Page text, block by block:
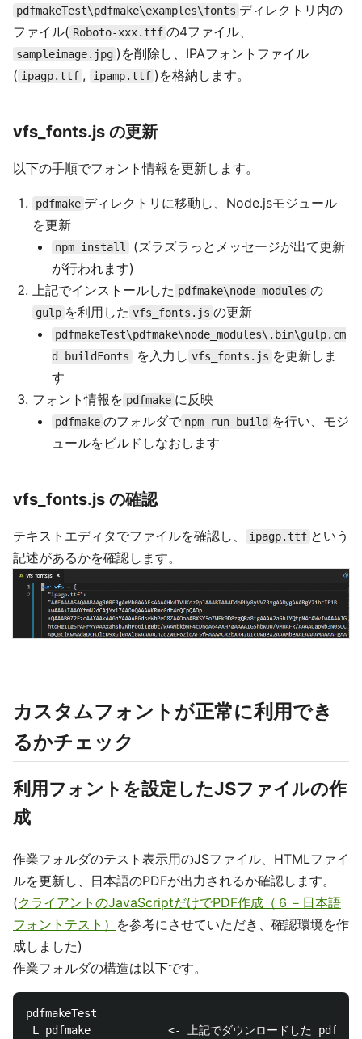
pdfmakeTest\pdfmake\examples\fonts ディレクトリ内の
ファイル( Roboto-xxx.ttf の4ファイル、
sampleimage.jpg )を削除し、IPAフォントファイル
( ipagp.ttf , ipamp.ttf )を格納します。
vfs_fonts.js の更新
以下の手順でフォント情報を更新します。
pdfmake ディレクトリに移動し、Node.jsモジュール
を更新
npm install
(ズラズラっとメッセージが出て更新
が行われます)
上記でインストールした pdfmake\node_modules の
gulp を利用した vfs_fonts.js の更新
pdfmakeTest\pdfmake\node_modules\.bin\gulp.cm
d buildFonts
を入力し vfs_fonts.js を更新しま
す
フォント情報を pdfmake に反映
pdfmake のフォルダで npm run build を行い、モジ
ュールをビルドしなおします
vfs_fonts.js の確認
テキストエディタでファイルを確認し、 ipagp.ttf という
記述があるかを確認します。
カスタムフォントが正常に利用でき
るかチェック
利用フォントを設定したJSファイルの作
成
作業フォルダのテスト表示用のJSファイル、HTMLファイ
ルを更新し、日本語のPDFが出力されるか確認します。
(クライアントのJavaScriptだけでPDF作成（６－日本語
フォントテスト） を参考にさせていただき、確認環境を作
成しました)
作業フォルダの構造は以下です。
pdfmakeTest
L pdfmake            <- 上記でダウンロードした pdfmake